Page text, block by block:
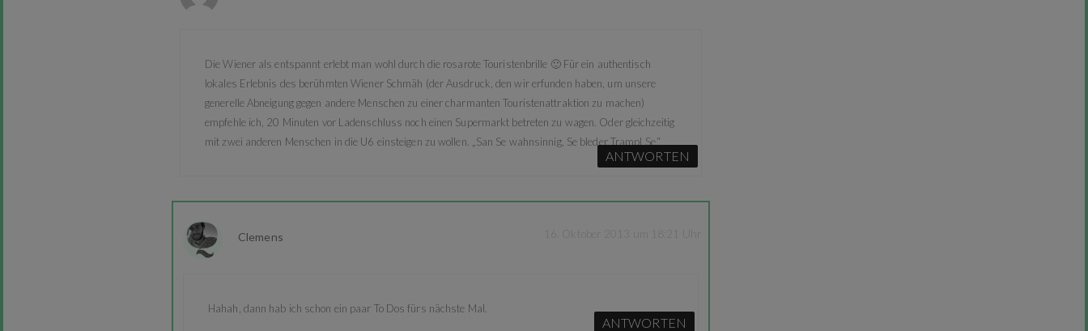
Die Wiener als entspannt erlebt man wohl durch die rosarote Touristenbrille 🙂 Für ein authentisch
lokales Erlebnis des berühmten Wiener Schmäh (der Ausdruck, den wir erfunden haben, um unsere
generelle Abneigung gegen andere Menschen zu einer charmanten Touristenattraktion zu machen)
empfehle ich, 20 Minuten vor Ladenschluss noch einen Supermarkt betreten zu wagen. Oder gleichzeitig
mit zwei anderen Menschen in die U6 einsteigen zu wollen. „San Se wahnsinnig, Se bleder Trampl Se.“
ANTWORTEN
Clemens
Hahah, dann hab ich schon ein paar To Dos fürs nächste Mal.
ANTWORTEN